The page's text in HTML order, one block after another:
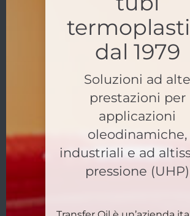
dal 1979
Soluzioni ad alte
prestazioni per
applicazioni
oleodinamiche,
industriali e ad
pressione (UHP)